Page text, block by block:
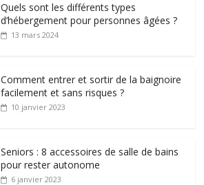
Quels sont les différents types
d’hébergement pour personnes âgées ?
13 mars 2024
Comment entrer et sortir de la baignoire
facilement et sans risques ?
10 janvier 2023
Seniors : 8 accessoires de salle de bains
pour rester autonome
6 janvier 2023